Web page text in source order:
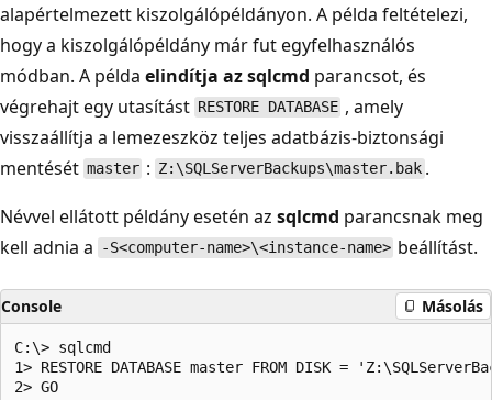
alapértelmezett kiszolgálópéldányon. A példa feltételezi,
hogy a kiszolgálópéldány már fut egyfelhasználós
módban. A példa elindítja az sqlcmd parancsot, és
végrehajt egy utasítást RESTORE DATABASE , amely
visszaállítja a lemezeszköz teljes adatbázis-biztonsági
mentését master : Z:\SQLServerBackups\master.bak .
Névvel ellátott példány esetén az sqlcmd parancsnak meg
kell adnia a
-S<computer-name>\<instance-name> beállítást.
Console Másolás
C:\> sqlcmd
1> RESTORE DATABASE master FROM DISK =